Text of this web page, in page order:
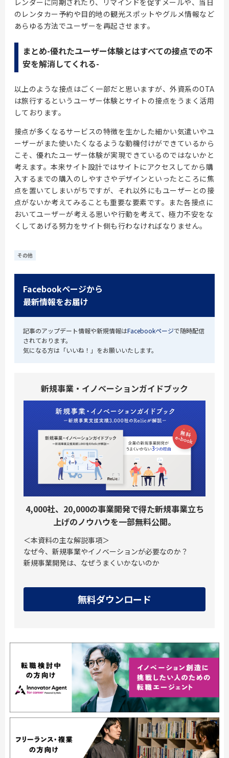
レンダーに同期されたり、リマインドを促すメールや、当日
のレンタカー予約や目的地の観光スポットやグルメ情報など
あらゆる方法でユーザーを再起させます。
まとめ-優れたユーザー体験とはすべての接点での不
安を解消してくれる-
以上のような接点はごく一部だと思いますが、外資系のOTA
は旅行するというユーザー体験とサイトの接点をうまく活用
しております。
接点が多くなるサービスの特徴を生かした細かい気遣いやユ
ーザーがまた使いたくなるような動機付けができているから
こそ、優れたユーザー体験が実現できているのではないかと
考えます。本来サイト設計ではサイトにアクセスしてから購
入するまでの購入のしやすさやデザインといったところに焦
点を置いてしまいがちですが、それ以外にもユーザーとの接
点がないか考えてみることも重要な要素です。また各接点に
おいてユーザーが考える思いや行動を考えて、極力不安をな
くしてあげる努力をサイト側も行わなければなりません。
その他
Facebookページから
最新情報をお届け
記事のアップデート情報や新規情報はFacebookページで随時配信
されております。
気になる方は「いいね！」をお願いいたします。
新規事業・イノベーションガイドブック
4,000社、20,000の事業開発で得た新規事業立ち
上げのノウハウを一部無料公開。
＜本資料の主な解説事項＞
なぜ今、新規事業やイノベーションが必要なのか？
新規事業開発は、なぜうまくいかないのか
無料ダウンロード